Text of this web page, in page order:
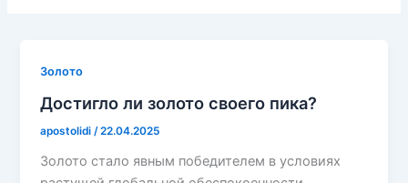
Золото
Достигло ли золото своего пика?
apostolidi /22.04.2025
Золото стало явным победителем в условиях